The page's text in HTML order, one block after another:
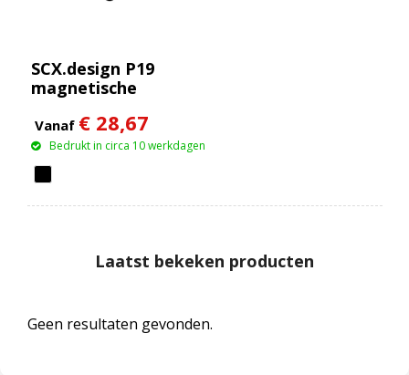
SCX.design P19
magnetische
van 5000 mAh 5 W
Vanaf € 28,67
Bedrukt in circa 10 werkdagen
Laatst bekeken producten
Geen resultaten gevonden.